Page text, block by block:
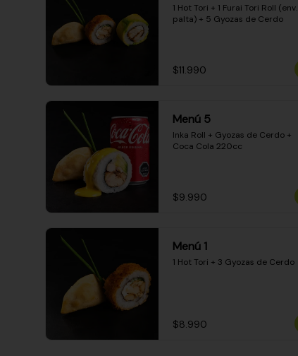
1 Hot Tori + 1 Furai Tori Roll (env.
palta) + 5 Gyozas de Cerdo
$11.990
Menú 5
Inka Roll + Gyozas de Cerdo +
Coca Cola 220cc
$9.990
Menú 1
1 Hot Tori + 3 Gyozas de Cerdo
$8.990